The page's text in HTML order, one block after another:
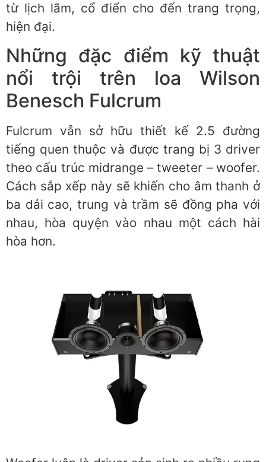
từ lịch lãm, cổ điển cho đến trang trọng,
hiện đại.
Những đặc điểm kỹ thuật
nổi trội trên loa Wilson
Benesch Fulcrum
Fulcrum vẫn sở hữu thiết kế 2.5 đường
tiếng quen thuộc và được trang bị 3 driver
theo cấu trúc midrange – tweeter – woofer.
Cách sắp xếp này sẽ khiến cho âm thanh ở
ba dải cao, trung và trầm sẽ đồng pha với
nhau, hòa quyện vào nhau một cách hài
hòa hơn.